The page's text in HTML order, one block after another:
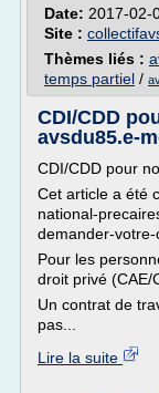
Date: 2017-02-
Site :
Thèmes liés :
temps partiel /
CDI/CDD
avsdu85.e-
CDI/CDD pour
Cet article a été
national-
demander-
Pour les
droit privé
Un contrat de
pas...
Lire la suite